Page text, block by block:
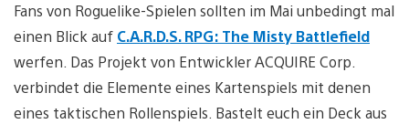
Fans von Roguelike-Spielen sollten im Mai unbedingt mal
einen Blick auf C.A.R.D.S. RPG: The Misty Battlefield
werfen. Das Projekt von Entwickler ACQUIRE Corp.
verbindet die Elemente eines Kartenspiels mit denen
eines taktischen Rollenspiels. Bastelt euch ein Deck aus